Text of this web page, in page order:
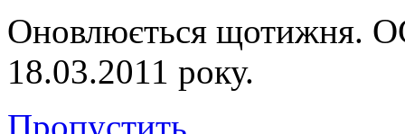
Оновлюється
18.03.2011 року.
Пропустить